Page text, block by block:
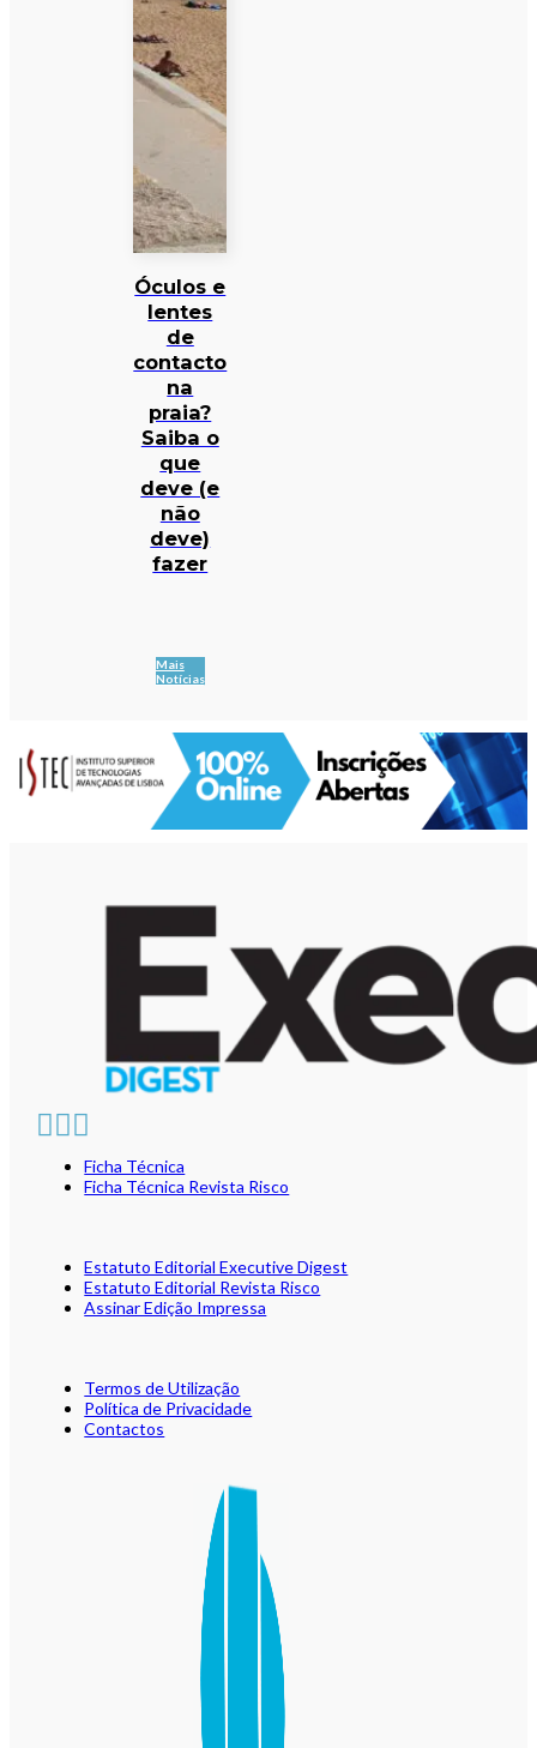
Óculos e
lentes
de
contacto
na
praia?
Saiba o
que
deve (e
não
deve)
fazer
Mais
Notícias
Ficha Técnica
Ficha Técnica Revista Risco
Estatuto Editorial Executive Digest
Estatuto Editorial Revista Risco
Assinar Edição Impressa
Termos de Utilização
Política de Privacidade
Contactos